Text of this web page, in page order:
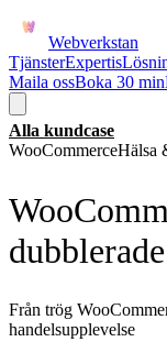
Webverkstan
TjänsterExpertis
Maila ossBoka 30 min
Alla kundcase
WooCommerceHälsa
Från trög
handelsupplevelse